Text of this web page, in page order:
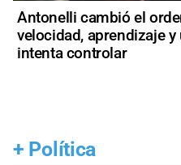
Antonelli cambió el
velocidad, aprendizaje
intenta controlar
+ Política